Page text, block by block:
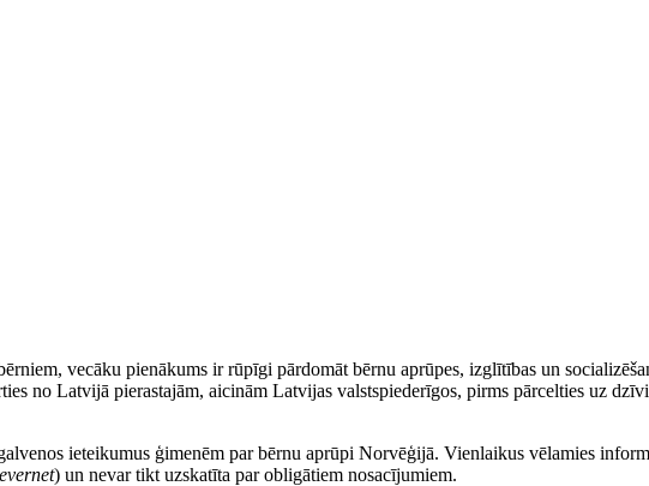
vecāku pienākums ir rūpīgi pārdomāt bērnu aprūpes, izglītības un
no Latvijā pierastajām, aicinām Latvijas valstspiederīgos, pirms pārcelties uz
ieteikumus ģimenēm par bērnu aprūpi Norvēģijā. Vienlaikus vēlamies
) un nevar tikt uzskatīta par obligātiem nosacījumiem.